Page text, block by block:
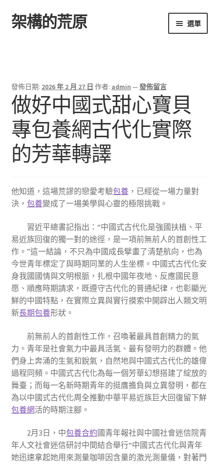
跳
至
跳
至
架構的荒原 選單
發佈日期: 2026 年 2 月 27 日 作者: admin —發佈留言
做好中國式甜心寶貝
專包養網古代化實際
的芳華轉譯
他知道，這場荒謬的戀愛考驗包養，已經從一場力量對
決， 包養變成了一場美學與心靈的極限挑戰。
習近平總書記指出：“中國式古代化是強國扶植、平
易近族回復的獨一對的途徑，是一項前無前人的首創性工
作。”這一結論，不只為中國成長擘畫了清楚航向，也為
今世青年標定了與時期同業的人生坐標。中國式古代化安
身我國國情與文明根脈，扎根中國年夜地、反應國民意
愿、順應時期請求，既遵守古代化的普通紀律，也彰顯光
鮮的中國特點，在實際立異與實行摸索中開辟出人類文明
新長期包養形狀。
前無前人的首創性工作，召喚著最具首創精力的氣
力。青年是社會氣力中最具活氣、最有發明力的群體。他
們身上奔涌的生氣和銳氣，自然地與中國式古代化的雄偉
過程同頻。中國式古代化為每一個芳華幻想搭建了綻放的
舞臺；而每一名新時期青年的挺膺擔負與立異發明，都在
為以中國式古代化周全推動中華平易近族巨大回復留下鮮
包養網活的時期注腳。
2月3日，中包養合約國青年報社與中國社會迷信院青
年人文社會迷信研討中間結合舉行“中國式古代化與青年
她迅速拿起她用來測量咖啡因含量的激光測量儀，對著門